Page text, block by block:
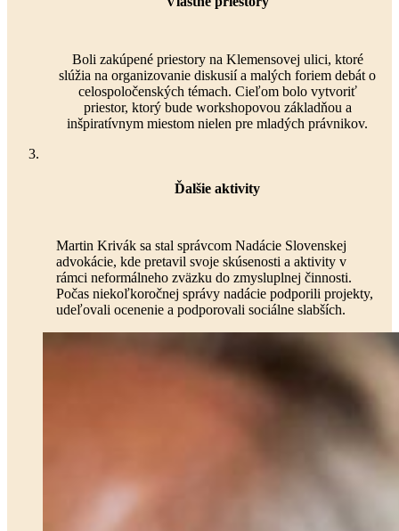
Boli zakúpené priestory na Klemensovej ulici, ktoré
slúžia na organizovanie diskusií a malých foriem debát o
celospoločenských témach. Cieľom bolo vytvoriť
priestor, ktorý bude workshopovou základňou a
inšpiratívnym miestom nielen pre mladých právnikov.
Ďalšie aktivity
Martin Krivák sa stal správcom Nadácie Slovenskej
advokácie, kde pretavil svoje skúsenosti a aktivity v
rámci neformálneho zväzku do zmysluplnej činnosti.
Počas niekoľkoročnej správy nadácie podporili projekty,
udeľovali ocenenie a podporovali sociálne slabších.